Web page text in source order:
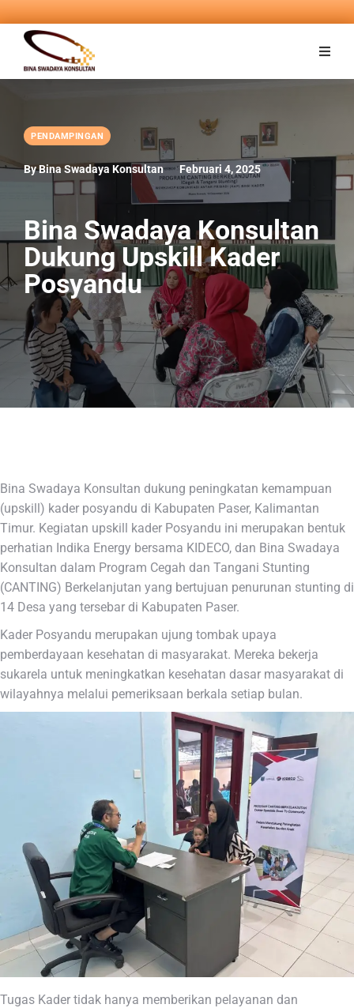
PENDAMPINGAN
By Bina Swadaya Konsultan Februari 4, 2025
Bina Swadaya Konsultan
Dukung Upskill Kader
Posyandu
Bina Swadaya Konsultan dukung peningkatan kemampuan
(upskill) kader posyandu di Kabupaten Paser, Kalimantan
Timur. Kegiatan upskill kader Posyandu ini merupakan bentuk
perhatian Indika Energy bersama KIDECO, dan Bina Swadaya
Konsultan dalam Program Cegah dan Tangani Stunting
(CANTING) Berkelanjutan yang bertujuan penurunan stunting di
14 Desa yang tersebar di Kabupaten Paser.
Kader Posyandu merupakan ujung tombak upaya
pemberdayaan kesehatan di masyarakat. Mereka bekerja
sukarela untuk meningkatkan kesehatan dasar masyarakat di
wilayahnya melalui pemeriksaan berkala setiap bulan.
Tugas Kader tidak hanya memberikan pelayanan dan